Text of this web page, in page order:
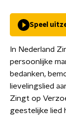
Speel
In Nederland
persoonlijke
bedanken,
lievelingslied
Zingt op
geestelijke lied